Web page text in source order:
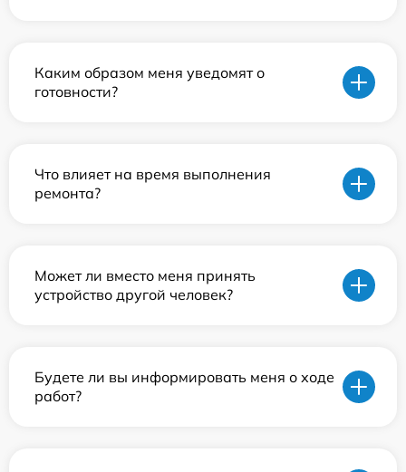
Каким образом меня уведомят о
готовности?
Что влияет на время выполнения
ремонта?
Может ли вместо меня принять
устройство другой человек?
Будете ли вы информировать меня о ходе
работ?